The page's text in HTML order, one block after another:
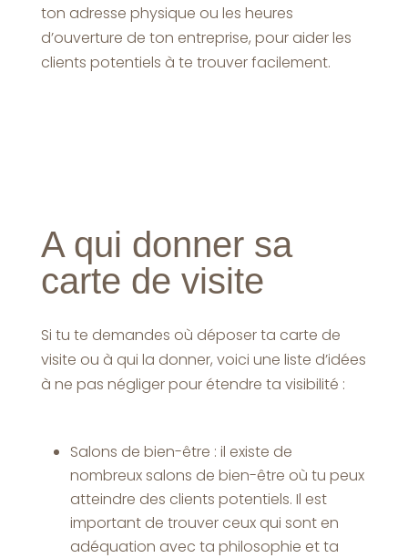
ton adresse physique ou les heures
d’ouverture de ton entreprise, pour aider les
clients potentiels à te trouver facilement.
A qui donner sa
carte de visite
Si tu te demandes où déposer ta carte de
visite ou à qui la donner, voici une liste d’idées
à ne pas négliger pour étendre ta visibilité :
Salons de bien-être : il existe de
nombreux salons de bien-être où tu peux
atteindre des clients potentiels. Il est
important de trouver ceux qui sont en
adéquation avec ta philosophie et ta